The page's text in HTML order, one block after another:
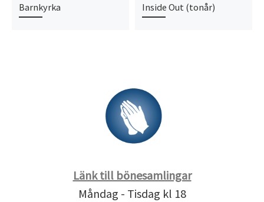
Barnkyrka Inside Out (tonår)
Länk till bönesamlingar
Måndag - Tisdag kl 18